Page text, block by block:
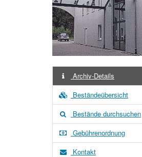
Archiv-Details
Beständeübersicht
Bestände durchsuchen
Gebührenordnung
Kontakt